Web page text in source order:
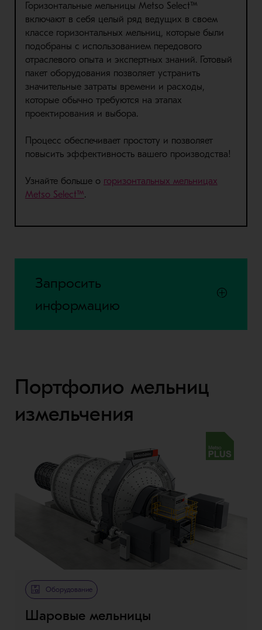
Горизонтальные мельницы Metso Select™
включают в себя целый ряд ведущих в своем
классе горизонтальных мельниц, которые были
подобраны с использованием передового
отраслевого опыта и экспертных знаний. Готовый
пакет оборудования позволяет устранить
значительные затраты времени и расходы,
которые обычно требуются на этапах
проектирования и выбора.
Процесс обеспечивает простоту и позволяет
повысить эффективность вашего производства!
Узнайте больше о горизонтальных мельницах
Metso Select™.
Запросить
информацию
Портфолио мельниц
измельчения
Metso PlusОборудование
Шаровые мельницы